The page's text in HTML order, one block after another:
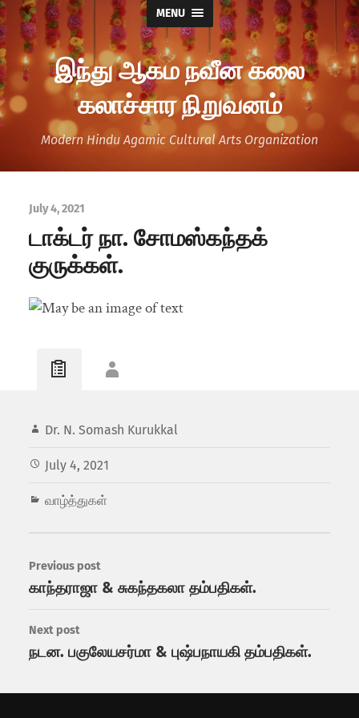
MENU
இந்து ஆகம நவீன கலை
கலாச்சார நிறுவனம்
Modern Hindu Agamic Cultural Arts Organization
July 4, 2021
டாக்டர் நா. சோமஸ்கந்தக்
குருக்கள்.
Dr. N. Somash Kurukkal
July 4, 2021
வாழ்த்துகள்
Previous post
காந்தராஜா & சுகந்தகலா தம்பதிகள்.
Next post
நடன. பகுலேயசர்மா & புஷ்பநாயகி தம்பதிகள்.